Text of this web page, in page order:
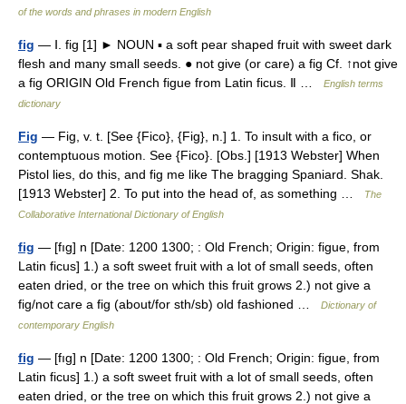
of the words and phrases in modern English
fig — Ⅰ. fig [1] ► NOUN ▪ a soft pear shaped fruit with sweet dark
flesh and many small seeds. ● not give (or care) a fig Cf. ↑not give
a fig ORIGIN Old French figue from Latin ficus. Ⅱ …
English terms
dictionary
Fig — Fig, v. t. [See {Fico}, {Fig}, n.] 1. To insult with a fico, or
contemptuous motion. See {Fico}. [Obs.] [1913 Webster] When
Pistol lies, do this, and fig me like The bragging Spaniard. Shak.
[1913 Webster] 2. To put into the head of, as something …
The
Collaborative International Dictionary of English
fig — [fıg] n [Date: 1200 1300; : Old French; Origin: figue, from
Latin ficus] 1.) a soft sweet fruit with a lot of small seeds, often
eaten dried, or the tree on which this fruit grows 2.) not give a
fig/not care a fig (about/for sth/sb) old fashioned …
Dictionary of
contemporary English
fig — [fıg] n [Date: 1200 1300; : Old French; Origin: figue, from
Latin ficus] 1.) a soft sweet fruit with a lot of small seeds, often
eaten dried, or the tree on which this fruit grows 2.) not give a